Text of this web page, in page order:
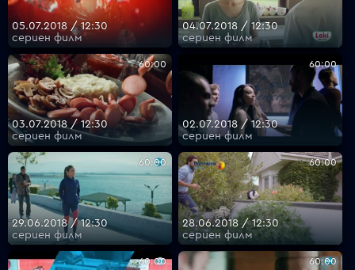
05.07.2018 / 12:30
сериен филм
04.07.2018 / 12:30
сериен филм
60:00
03.07.2018 / 12:30
сериен филм
60:00
02.07.2018 / 12:30
сериен филм
60:00
29.06.2018 / 12:30
сериен филм
60:00
28.06.2018 / 12:30
сериен филм
60:00 60:00